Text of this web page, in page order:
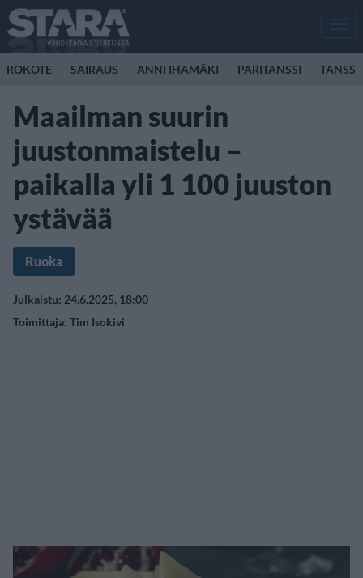
ROKOTE SAIRAUS ANNI IHAMÄKI PARITANSSI TANSSI
Maailman suurin
juustonmaistelu –
paikalla yli 1 100 juuston
ystävää
Ruoka
Julkaistu: 24.6.2025, 18:00
Toimittaja: Tim Isokivi